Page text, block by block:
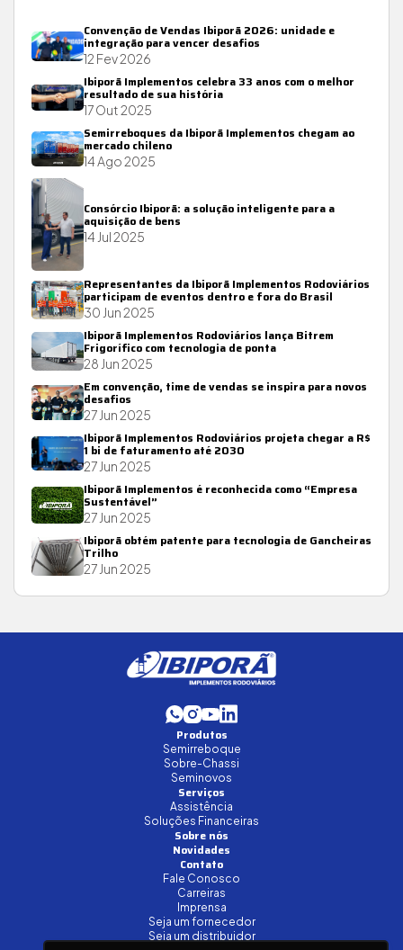
Convenção de Vendas Ibiporã 2026: unidade e
integração para vencer desafios
12 Fev 2026
Ibiporã Implementos celebra 33 anos com o melhor
resultado de sua história
17 Out 2025
Semirreboques da Ibiporã Implementos chegam ao
mercado chileno
14 Ago 2025
Consórcio Ibiporã: a solução inteligente para a
aquisição de bens
14 Jul 2025
Representantes da Ibiporã Implementos Rodoviários
participam de eventos dentro e fora do Brasil
30 Jun 2025
Ibiporã Implementos Rodoviários lança Bitrem
Frigorífico com tecnologia de ponta
28 Jun 2025
Em convenção, time de vendas se inspira para novos
desafios
27 Jun 2025
Ibiporã Implementos Rodoviários projeta chegar a R$
1 bi de faturamento até 2030
27 Jun 2025
Ibiporã Implementos é reconhecida como “Empresa
Sustentável”
27 Jun 2025
Ibiporã obtém patente para tecnologia de Gancheiras
Trilho
27 Jun 2025
Produtos
Semirreboque
Sobre-Chassi
Seminovos
Serviços
Assistência
Soluções Financeiras
Sobre nós
Novidades
Contato
Fale Conosco
Carreiras
Imprensa
Seja um fornecedor
Seja um distribuidor